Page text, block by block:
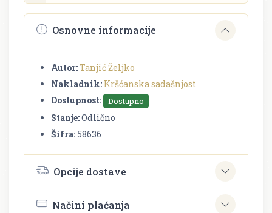
Osnovne informacije
Autor:Tanjić Željko
Nakladnik: Kršćanska sadašnjost
Dostupnost:
Dostupno
Stanje:Odlično
Šifra:58636
Opcije dostave
Načini plaćanja